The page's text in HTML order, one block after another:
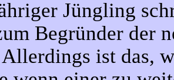
Jüngling
Begründer der
ist das,